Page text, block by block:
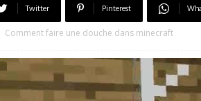
Twitter Pinterest
Comment faire une douche dans minecraft